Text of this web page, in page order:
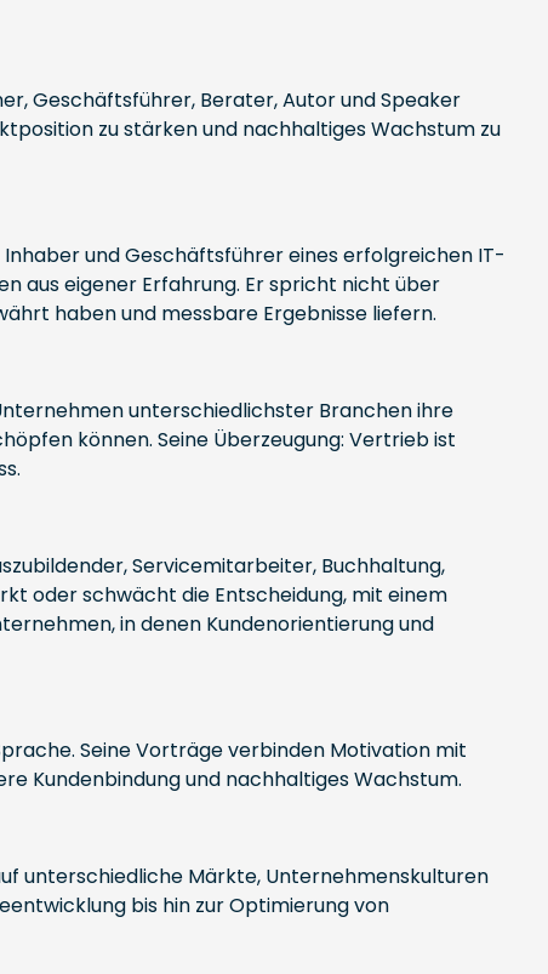
Geschäftsführer, Berater, Autor und Speaker
zu stärken und nachhaltiges Wachstum zu
und Geschäftsführer eines erfolgreichen IT-
aus eigener Erfahrung. Er spricht nicht über
haben und messbare Ergebnisse liefern.
unterschiedlichster Branchen ihre
können. Seine Überzeugung: Vertrieb ist
Servicemitarbeiter, Buchhaltung,
oder schwächt die Entscheidung, mit einem
in denen Kundenorientierung und
Seine Vorträge verbinden Motivation mit
Kundenbindung und nachhaltiges Wachstum.
unterschiedliche Märkte, Unternehmenskulturen
bis hin zur Optimierung von